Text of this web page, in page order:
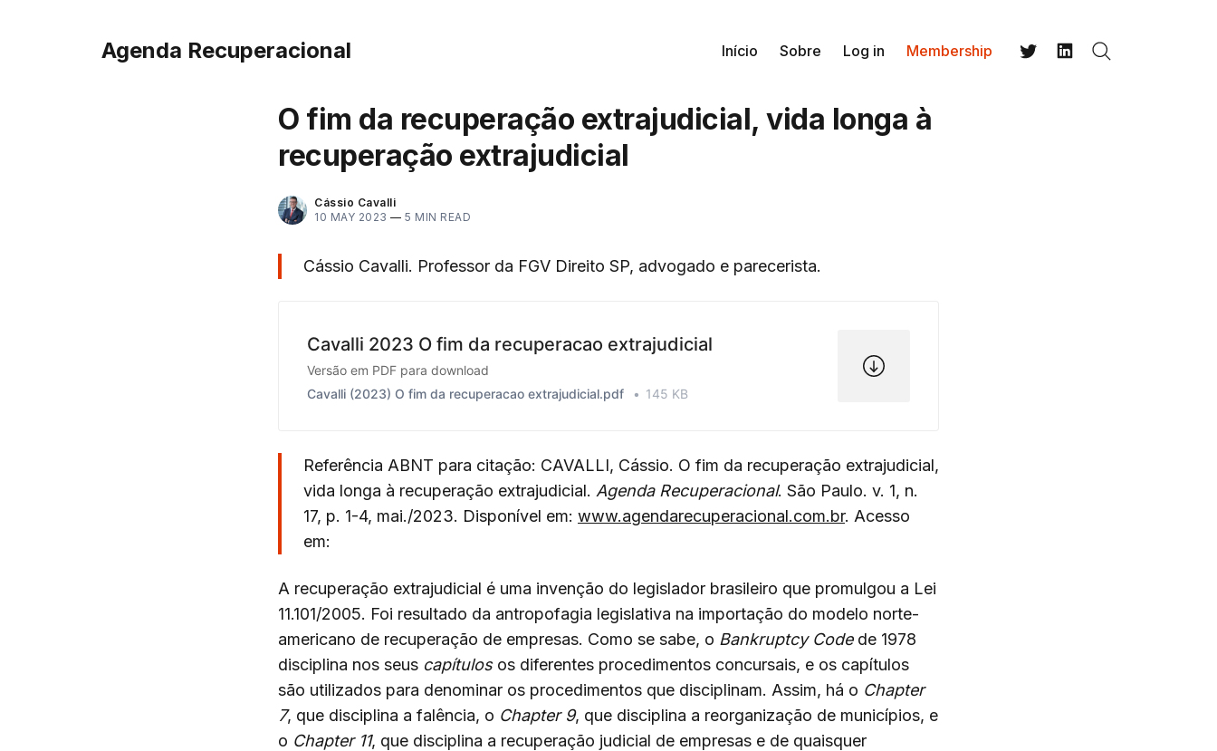
Agenda Recuperacional Início Sobre Log in Membership
O fim da recuperação extrajudicial, vida longa à
recuperação extrajudicial
Cássio Cavalli
10 MAY 2023 — 5 MIN READ
Cássio Cavalli. Professor da FGV Direito SP, advogado e parecerista.
Cavalli 2023 O fim da recuperacao extrajudicial
Versão em PDF para download
Cavalli (2023) O fim da recuperacao extrajudicial.pdf
145 KB
Referência ABNT para citação: CAVALLI, Cássio. O fim da recuperação extrajudicial,
vida longa à recuperação extrajudicial. Agenda Recuperacional. São Paulo. v. 1, n.
17, p. 1-4, mai./2023. Disponível em: www.agendarecuperacional.com.br. Acesso
em:
A recuperação extrajudicial é uma invenção do legislador brasileiro que promulgou a Lei
11.101/2005. Foi resultado da antropofagia legislativa na importação do modelo norte-
americano de recuperação de empresas. Como se sabe, o Bankruptcy Code de 1978
disciplina nos seus capítulos os diferentes procedimentos concursais, e os capítulos
são utilizados para denominar os procedimentos que disciplinam. Assim, há o Chapter
7, que disciplina a falência, o Chapter 9, que disciplina a reorganização de municípios, e
o Chapter 11, que disciplina a recuperação judicial de empresas e de quaisquer